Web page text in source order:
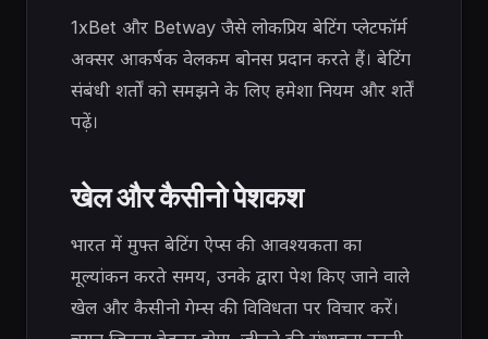
1xBet और Betway जैसे लोकप्रिय बेटिंग प्लेटफॉर्म
अक्सर आकर्षक वेलकम बोनस प्रदान करते हैं। बेटिंग
संबंधी शर्तों को समझने के लिए हमेशा नियम और शर्तें
पढ़ें।
खेल और कैसीनो पेशकश
भारत में मुफ्त बेटिंग ऐप्स की आवश्यकता का
मूल्यांकन करते समय, उनके द्वारा पेश किए जाने वाले
खेल और कैसीनो गेम्स की विविधता पर विचार करें।